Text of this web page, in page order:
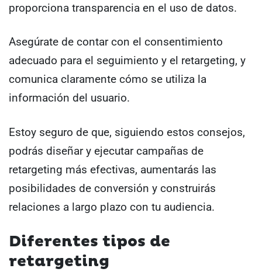
proporciona transparencia en el uso de datos.
Asegúrate de contar con el consentimiento
adecuado para el seguimiento y el retargeting, y
comunica claramente cómo se utiliza la
información del usuario.
Estoy seguro de que, siguiendo estos consejos,
podrás diseñar y ejecutar campañas de
retargeting más efectivas, aumentarás las
posibilidades de conversión y construirás
relaciones a largo plazo con tu audiencia.
Diferentes tipos de
retargeting